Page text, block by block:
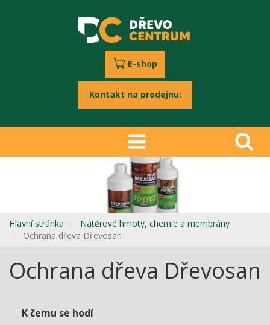
E-shop
Kontakt na prodejnu:
Hlavní stránka
Nátěrové hmoty, chemie a membrány
Ochrana dřeva Dřevosan
Ochrana dřeva Dřevosan
K čemu se hodí